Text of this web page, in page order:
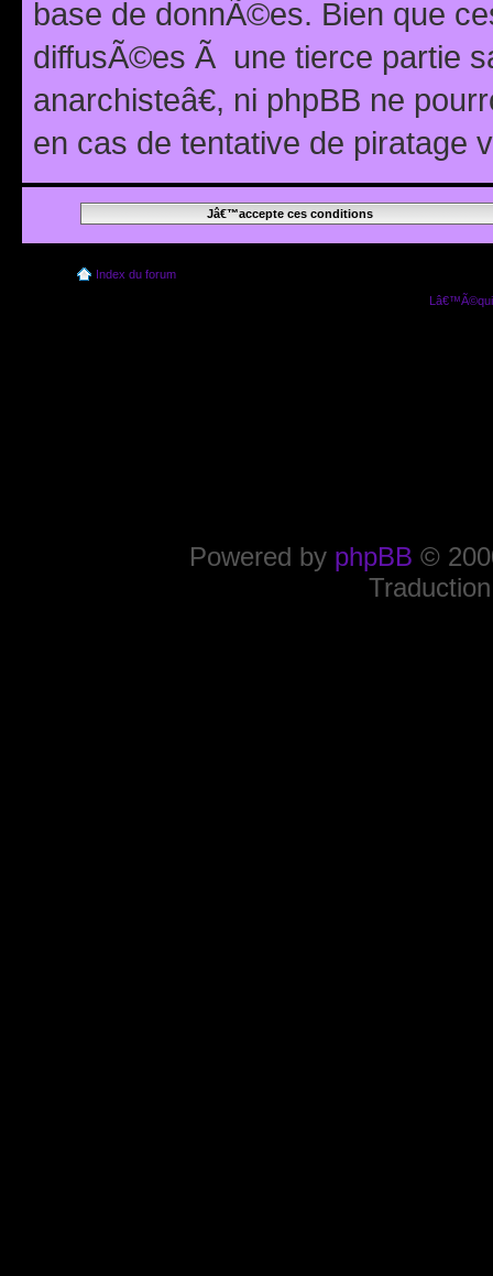
base de donnÃ©es. Bien que
diffusÃ©es Ã une tierce partie
anarchisteâ€, ni phpBB ne
en cas de tentative de piratage
Index du forum
Powered by phpBB ©